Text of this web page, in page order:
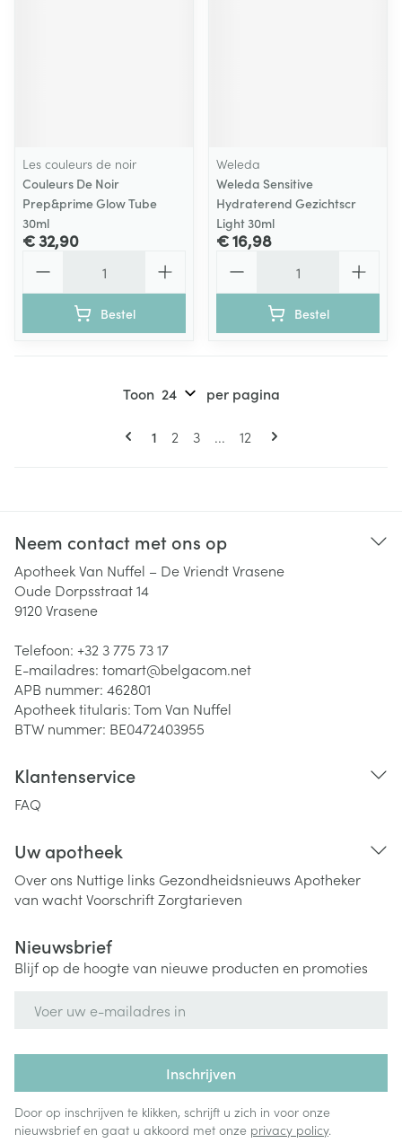
Les couleurs de noir
Couleurs De Noir
Prep&prime Glow Tube
30ml
€ 32,90
Bestel
Weleda
Weleda Sensitive
Hydraterend Gezichtscr
Light 30ml
€ 16,98
Bestel
Pagina's
U lees momenteel pagina
1 Pagina
2 Pagina
3 ... Pagina
12
Toon per pagina
Neem contact met ons op
Apotheek Van Nuffel – De Vriendt Vrasene
Oude Dorpsstraat 14
9120Vrasene
Telefoon: +32 3 775 73 17
E-mailadres: tomart@belgacom.net
APB nummer: 462801
Apotheek titularis:Tom Van Nuffel
BTW nummer: BE0472403955
Klantenservice
FAQ
Uw apotheek
Over ons Nuttige links Gezondheidsnieuws Apotheker
van wachtVoorschriftZorgtarieven
Nieuwsbrief
Blijf op de hoogte van nieuwe producten en promoties
Inschrijven
Door op inschrijven te klikken, schrijft u zich in voor onze
nieuwsbrief en gaat u akkoord met onze privacy policy.